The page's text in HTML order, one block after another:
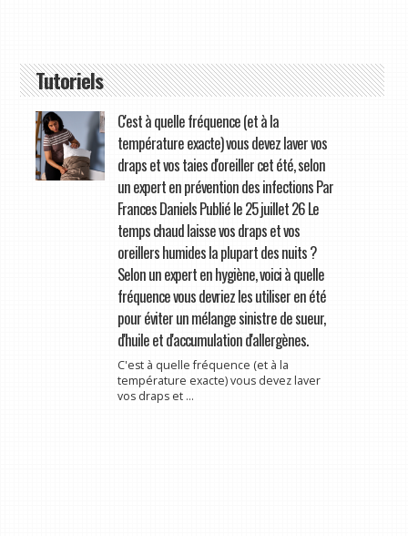
Tutoriels
C'est à quelle fréquence (et à la
température exacte) vous devez laver vos
draps et vos taies d'oreiller cet été, selon
un expert en prévention des infections Par
Frances Daniels Publié le 25 juillet 26 Le
temps chaud laisse vos draps et vos
oreillers humides la plupart des nuits ?
Selon un expert en hygiène, voici à quelle
fréquence vous devriez les utiliser en été
pour éviter un mélange sinistre de sueur,
d'huile et d'accumulation d'allergènes.
C'est à quelle fréquence (et à la
température exacte) vous devez laver
vos draps et ...